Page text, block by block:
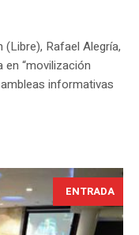
Rafael Alegría,
en “movilización
informativas
ENTRADA